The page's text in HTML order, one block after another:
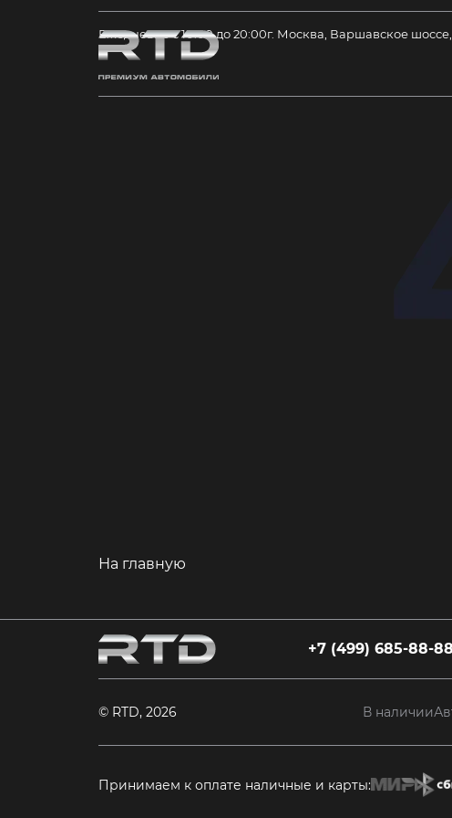
Ежедневно с 10:00 до 20:00г. Москва, Варшавское шоссе,
На главную
+7 (499) 685-88-88
© RTD, 2026 В наличии
Принимаем к оплате наличные и карты: